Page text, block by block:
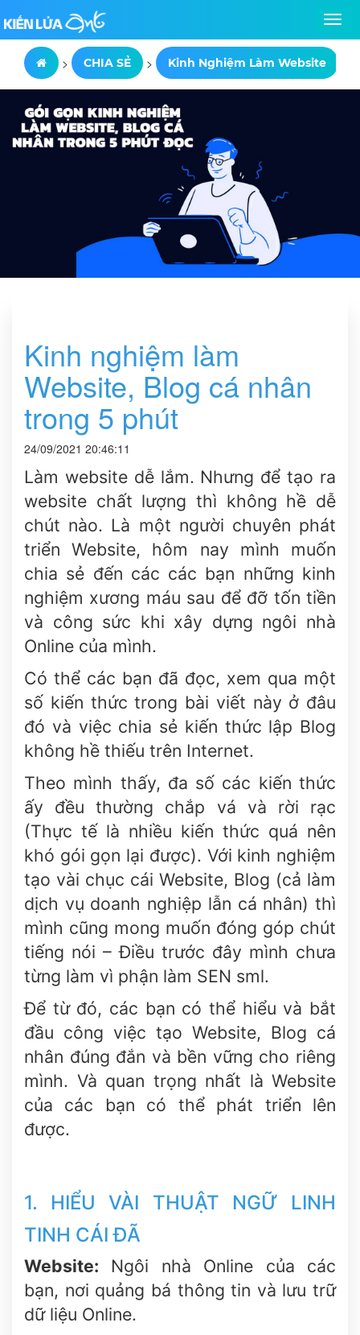
> CHIA SẺ > Kinh Nghiệm Làm Website
Kinh nghiệm làm
Website, Blog cá nhân
trong 5 phút
24/09/2021 20:46:11
Làm website dễ lắm. Nhưng để tạo ra
website chất lượng thì không hề dễ
chút nào. Là một người chuyên phát
triển Website, hôm nay mình muốn
chia sẻ đến các các bạn những kinh
nghiệm xương máu sau để đỡ tốn tiền
và công sức khi xây dựng ngôi nhà
Online của mình.
Có thể các bạn đã đọc, xem qua một
số kiến thức trong bài viết này ở đâu
đó và việc chia sẻ kiến thức lập Blog
không hề thiếu trên Internet.
Theo mình thấy, đa số các kiến thức
ấy đều thường chắp vá và rời rạc
(Thực tế là nhiều kiến thức quá nên
khó gói gọn lại được). Với kinh nghiệm
tạo vài chục cái Website, Blog (cả làm
dịch vụ doanh nghiệp lẫn cá nhân) thì
mình cũng mong muốn đóng góp chút
tiếng nói – Điều trước đây mình chưa
từng làm vì phận làm SEN sml.
Để từ đó, các bạn có thể hiểu và bắt
đầu công việc tạo Website, Blog cá
nhân đúng đắn và bền vững cho riêng
mình. Và quan trọng nhất là Website
của các bạn có thể phát triển lên
được.
1. HIỂU VÀI THUẬT NGỮ LINH
TINH CÁI ĐÃ
Website: Ngôi nhà Online của các
bạn, nơi quảng bá thông tin và lưu trữ
dữ liệu Online.